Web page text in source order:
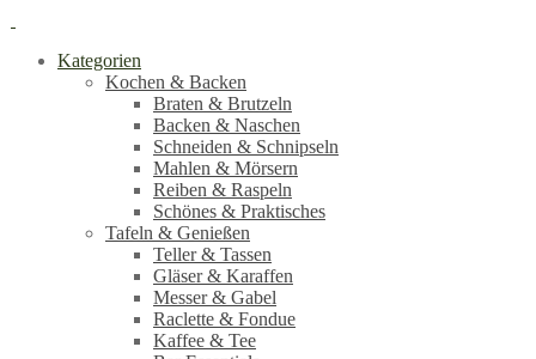
Kategorien
Kochen & Backen
Braten & Brutzeln
Backen & Naschen
Schneiden & Schnipseln
Mahlen & Mörsern
Reiben & Raspeln
Schönes & Praktisches
Tafeln & Genießen
Teller & Tassen
Gläser & Karaffen
Messer & Gabel
Raclette & Fondue
Kaffee & Tee